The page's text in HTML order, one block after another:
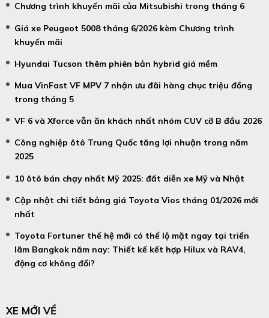
Chương trình khuyến mãi của Mitsubishi trong tháng 6
Giá xe Peugeot 5008 tháng 6/2026 kèm Chương trình
khuyến mãi
Hyundai Tucson thêm phiên bản hybrid giá mềm
Mua VinFast VF MPV 7 nhận ưu đãi hàng chục triệu đồng
trong tháng 5
VF 6 và Xforce vẫn ăn khách nhất nhóm CUV cỡ B đầu 2026
Công nghiệp ôtô Trung Quốc tăng lợi nhuận trong năm
2025
10 ôtô bán chạy nhất Mỹ 2025: đất diễn xe Mỹ và Nhật
Cập nhật chi tiết bảng giá Toyota Vios tháng 01/2026 mới
nhất
Toyota Fortuner thế hệ mới có thể lộ mặt ngay tại triển
lãm Bangkok năm nay: Thiết kế kết hợp Hilux và RAV4,
động cơ không đổi?
XE MỚI VỀ